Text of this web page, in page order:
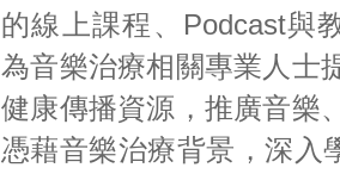
的線上課程、Podcast與
為音樂治療相關專業人士
健康傳播資源，推廣音樂
憑藉音樂治療背景，深入